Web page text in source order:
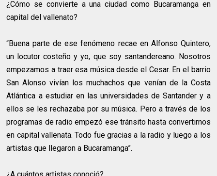
¿Cómo se convierte a una ciudad como Bucaramanga en
capital del vallenato?
“Buena parte de ese fenómeno recae en Alfonso Quintero,
un locutor costeño y yo, que soy santandereano. Nosotros
empezamos a traer esa música desde el Cesar. En el barrio
San Alonso vivían los muchachos que venían de la Costa
Atlántica a estudiar en las universidades de Santander y a
ellos se les rechazaba por su música. Pero a través de los
programas de radio empezó ese tránsito hasta convertirnos
en capital vallenata. Todo fue gracias a la radio y luego a los
artistas que llegaron a Bucaramanga”.
¿A cuántos artistas conoció?